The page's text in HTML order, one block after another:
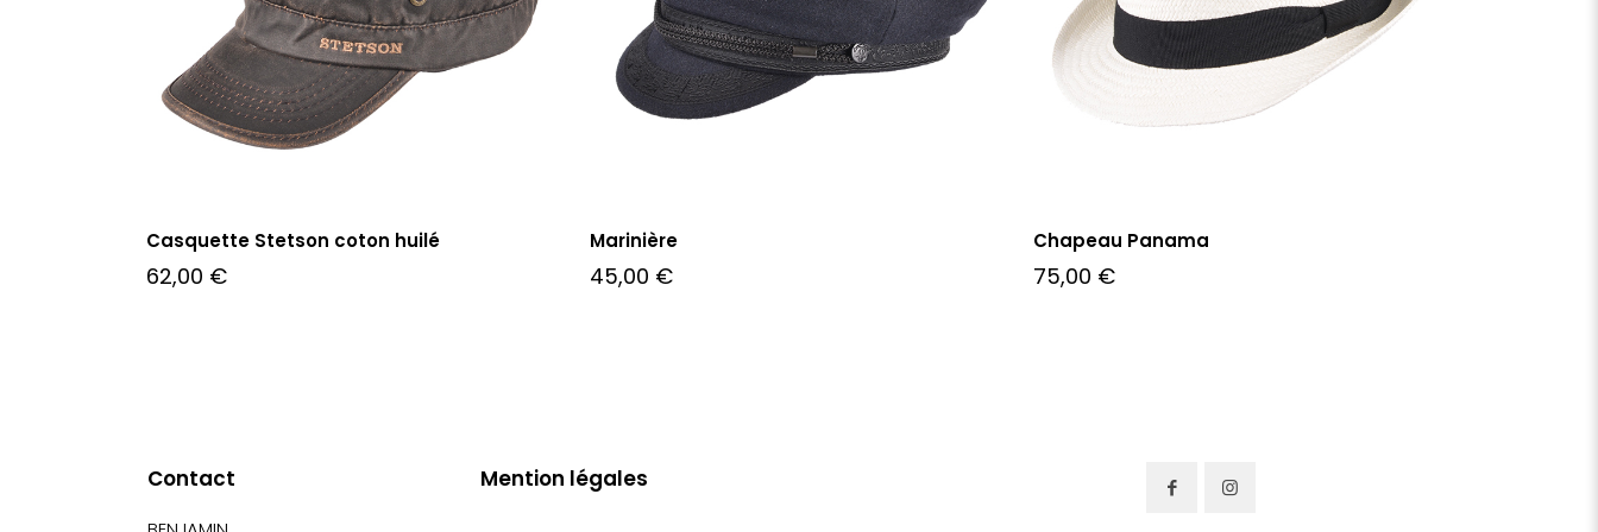
Casquette Stetson coton huilé
62,00 €
Marinière
45,00 €
Chapeau Panama
75,00 €
Contact Mention légales